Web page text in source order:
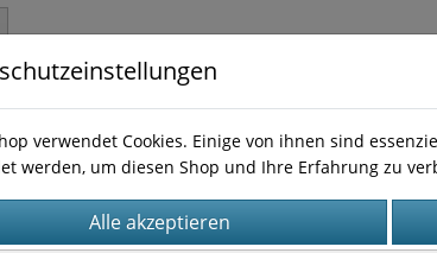
Impressum Kontakt
verwendet Cookies. Einige von ihnen sind
werden, um diesen Shop und Ihre Erfahrung zu